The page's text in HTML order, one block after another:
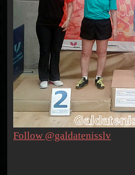
Follow @galdatenisslv